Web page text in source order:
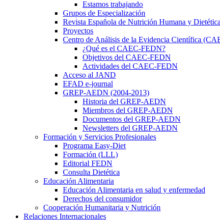
Estamos trabajando
Grupos de Especialización
Revista Española de Nutrición Humana y Dietética
Proyectos
Centro de Análisis de la Evidencia Científica
¿Qué es el CAEC-FEDN?
Objetivos del CAEC-FEDN
Actividades del CAEC-FEDN
Acceso al JAND
EFAD e-journal
GREP-AEDN (2004-2013)
Historia del GREP-AEDN
Miembros del GREP-AEDN
Documentos del GREP-AEDN
Newsletters del GREP-AEDN
Formación y Servicios Profesionales
Programa Easy-Diet
Formación (LLL)
Editorial FEDN
Consulta Dietética
Educación Alimentaria
Educación Alimentaria en salud y enfermedad
Derechos del consumidor
Cooperación Humanitaria y Nutrición
Relaciones Internacionales